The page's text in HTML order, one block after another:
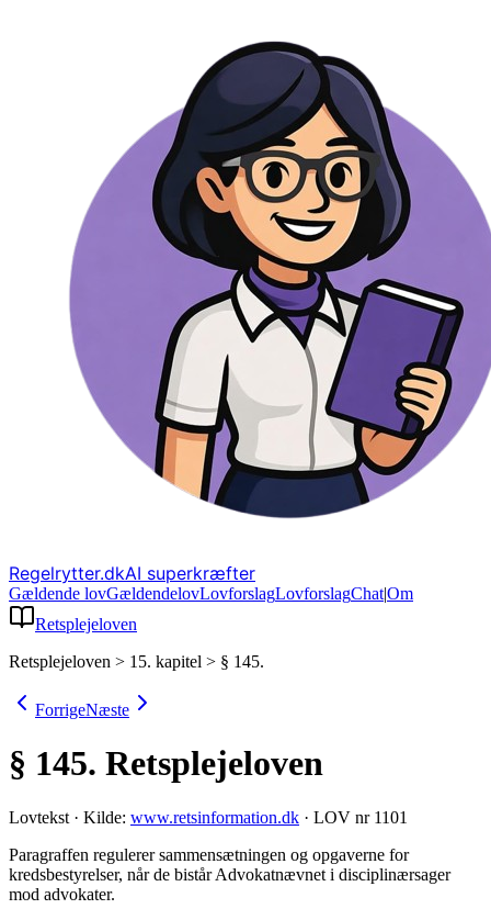
Regelrytter.dkAI superkræfter
Gældende lovGældendelovLovforslagLovforslagChat|Om
Retsplejeloven
Retsplejeloven > 15. kapitel > § 145.
ForrigeNæste
§ 145. Retsplejeloven
Lovtekst · Kilde: www.retsinformation.dk · LOV nr 1101
Paragraffen regulerer sammensætningen og opgaverne for
kredsbestyrelser, når de bistår Advokatnævnet i disciplinærsager
mod advokater.